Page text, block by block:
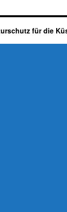
für die